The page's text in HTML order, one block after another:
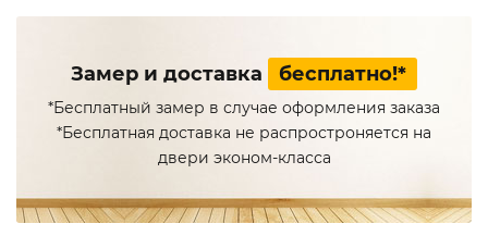
Замер и доставка бесплатно!*
*Бесплатный замер в случае оформления заказа
*Бесплатная доставка не распростроняется на
двери эконом-класса